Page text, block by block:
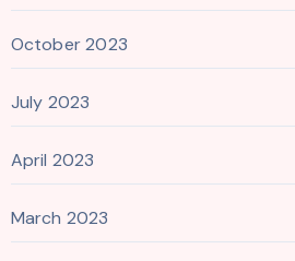
October 2023
July 2023
April 2023
March 2023